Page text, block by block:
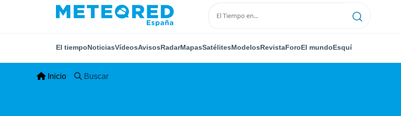
El tiempoNoticiasVídeosAvisosRadarMapasSatélitesModelosRevistaForoEl mundoEsquí
Inicio Buscar